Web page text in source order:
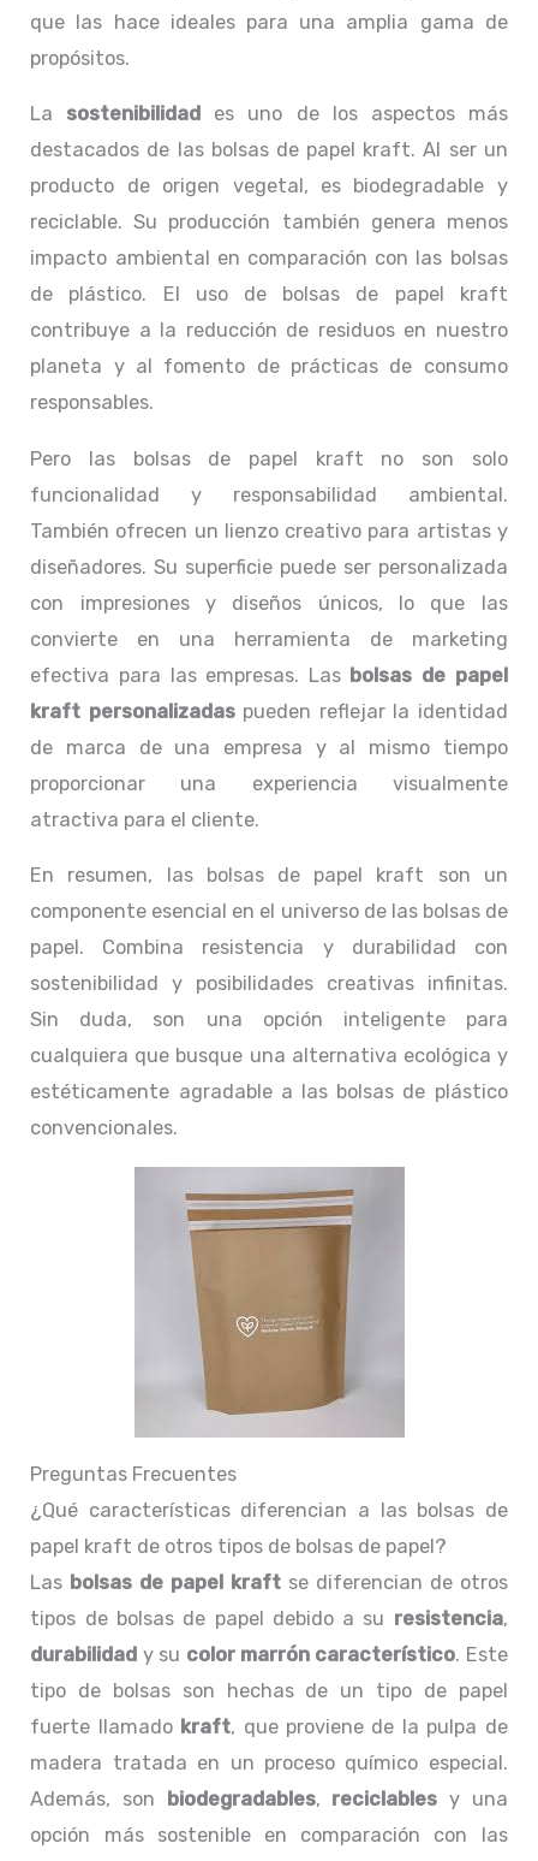
que las hace ideales para una amplia gama de
propósitos.
La sostenibilidad
es uno de los aspectos más
destacados de las bolsas de papel kraft. Al ser un
producto de origen vegetal, es biodegradable y
reciclable. Su producción también genera menos
impacto ambiental en comparación con las bolsas
de plástico. El uso de bolsas de papel kraft
contribuye a la reducción de residuos en nuestro
planeta y al fomento de prácticas de consumo
responsables.
Pero las bolsas de papel kraft no son solo
funcionalidad y responsabilidad ambiental.
También ofrecen un lienzo creativo para artistas y
diseñadores. Su superficie puede ser personalizada
con impresiones y diseños únicos, lo que las
convierte en una herramienta de marketing
efectiva para las empresas. Las bolsas de papel
kraft personalizadaspueden reflejar la identidad
de marca de una empresa y al mismo tiempo
proporcionar una experiencia visualmente
atractiva para el cliente.
En resumen, las bolsas de papel kraft son un
componente esencial en el universo de las bolsas de
papel. Combina resistencia y durabilidad con
sostenibilidad y posibilidades creativas infinitas.
Sin duda, son una opción inteligente para
cualquiera que busque una alternativa ecológica y
estéticamente agradable a las bolsas de plástico
convencionales.
Preguntas Frecuentes
¿Qué características diferencian a las bolsas de
papel kraft de otros tipos de bolsas de papel?
Las bolsas de papel kraft se diferencian de otros
tipos de bolsas de papel debido a su resistencia,
durabilidad y su color marrón característico. Este
tipo de bolsas son hechas de un tipo de papel
fuerte llamado kraft, que proviene de la pulpa de
madera tratada en un proceso químico especial.
Además, son biodegradables, reciclables y una
opción más sostenible en comparación con las